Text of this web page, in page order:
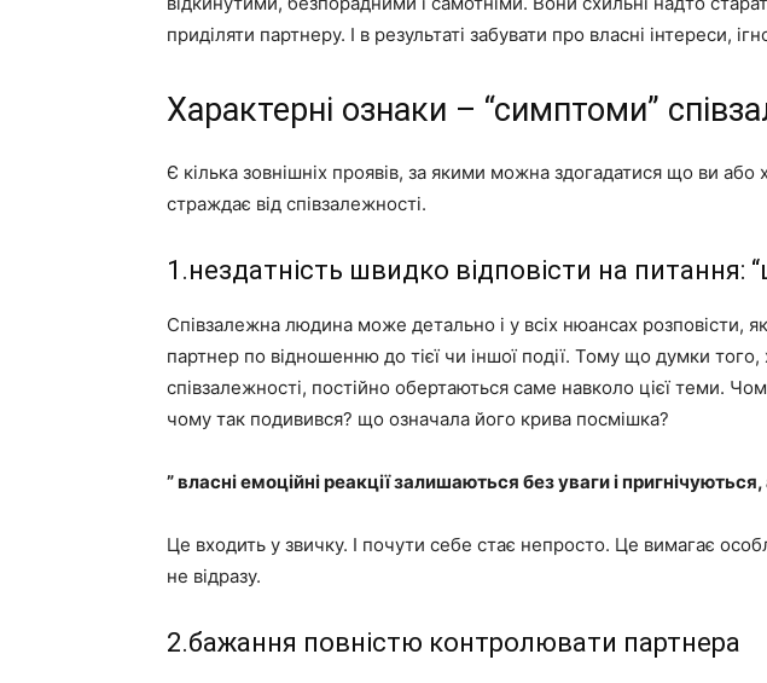
приділяти партнеру. І в результаті забувати про власні інтереси,
Характерні ознаки – “симптоми”
Є кілька зовнішніх проявів, за якими можна здогадатися що ви або
страждає від співзалежності.
1.нездатність швидко відповісти на питання:
Співзалежна людина може детально і у всіх нюансах розповісти,
партнер по відношенню до тієї чи іншої події. Тому що думки того,
співзалежності, постійно обертаються саме навколо цієї теми.
чому так подивився? що означала його крива посмішка?
” власні емоційні реакції залишаються без уваги і
Це входить у звичку. І почути себе стає непросто. Це вимагає
не відразу.
2.бажання повністю контролювати партнера